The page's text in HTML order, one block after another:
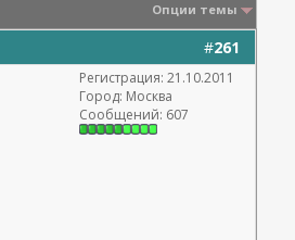
Опции темы
#261
Регистрация: 21.10.2011
Город: Москва
Сообщений: 607